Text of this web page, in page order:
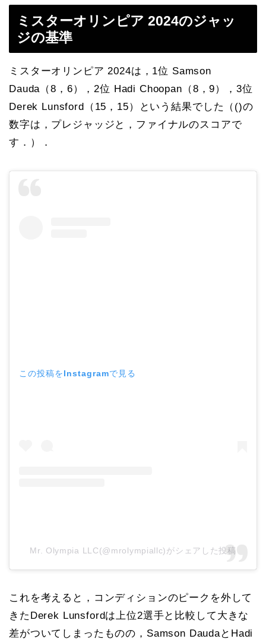
ミスターオリンピア 2024のジャッ
ジの基準
ミスターオリンピア 2024は，1位 Samson
Dauda（8，6），2位 Hadi Choopan（8，9），3位
Derek Lunsford（15，15）という結果でした（()の
数字は，プレジャッジと，ファイナルのスコアで
す．）．
この投稿をInstagramで見る
Mr. Olympia LLC(@mrolympiallc)がシェアした投稿
これを考えると，コンディションのピークを外して
きたDerek Lunsfordは上位2選手と比較して大きな
差がついてしまったものの，Samson DaudaとHadi